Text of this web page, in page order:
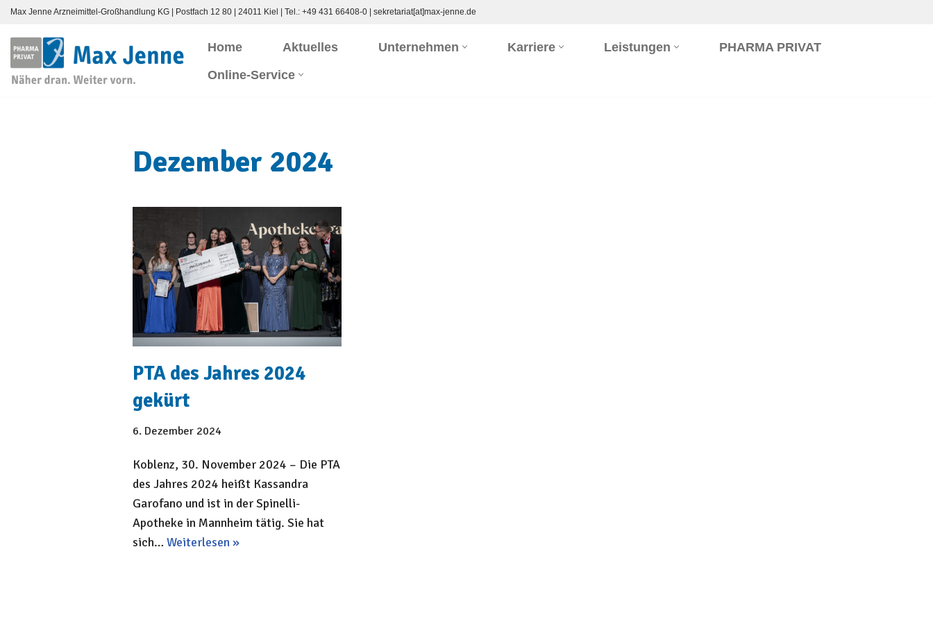
Zum
Inhalt
springen
Max Jenne Arzneimittel-Großhandlung KG | Postfach 12 80 | 24011 Kiel | Tel.: +49 431 66408-0 sekretariat[at]max-jenne.de
Home Aktuelles Unternehmen Karriere Leistungen
PHARMA PRIVAT
Online-Service
Dezember 2024
PTA des Jahres 2024
gekürt
6. Dezember 2024
Koblenz, 30. November 2024 – Die PTA
des Jahres 2024 heißt Kassandra
Garofano und ist in der Spinelli-
Apotheke in Mannheim tätig. Sie hat
sich… Weiterlesen »